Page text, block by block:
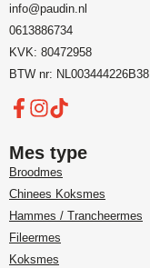
info@paudin.nl
0613886734
KVK: 80472958
BTW nr: NL003444226B38
Mes type
Broodmes
Chinees Koksmes
Hammes / Trancheermes
Fileermes
Koksmes